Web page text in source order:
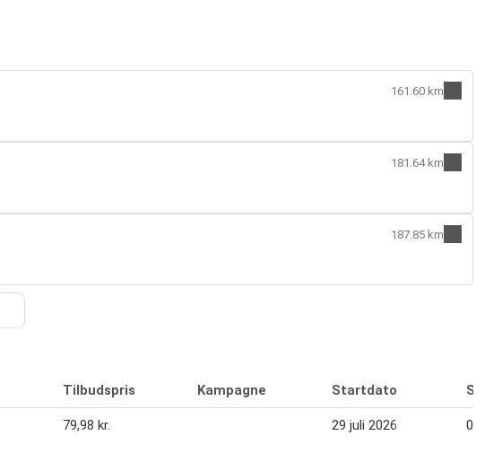
161.60 km
181.64 km
187.85 km
Tilbudspris Kampagne Startdato
79,98 kr. 29 juli 2026 04